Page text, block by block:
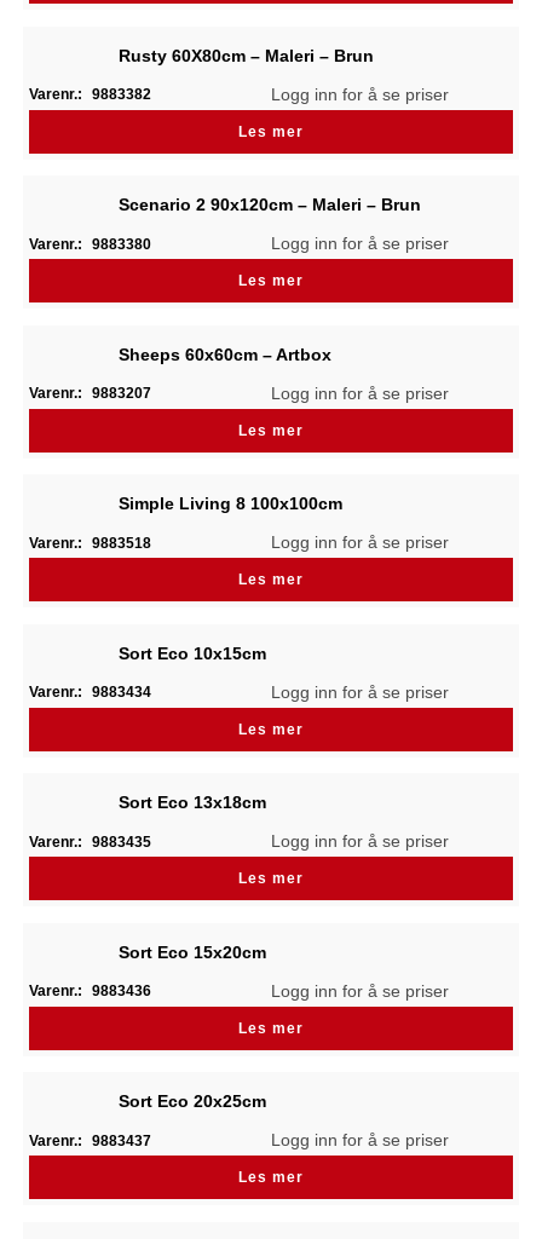
Rusty 60X80cm – Maleri – Brun
Varenr.: 9883382 Logg inn for å se priser
Les mer
Scenario 2 90x120cm – Maleri – Brun
Varenr.: 9883380 Logg inn for å se priser
Les mer
Sheeps 60x60cm – Artbox
Varenr.: 9883207 Logg inn for å se priser
Les mer
Simple Living 8 100x100cm
Varenr.: 9883518 Logg inn for å se priser
Les mer
Sort Eco 10x15cm
Varenr.: 9883434 Logg inn for å se priser
Les mer
Sort Eco 13x18cm
Varenr.: 9883435 Logg inn for å se priser
Les mer
Sort Eco 15x20cm
Varenr.: 9883436 Logg inn for å se priser
Les mer
Sort Eco 20x25cm
Varenr.: 9883437 Logg inn for å se priser
Les mer